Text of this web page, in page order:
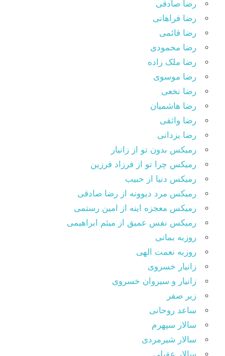
رضا صادقی
رضا فراهانی
رضا قائمی
رضا محمودی
رضا ملک زاده
رضا موسوی
رضا نخعی
رضا هاشمیان
رضا واثقی
رضا یزدانی
رمیکس بدون تو از زانیار
رمیکس چرا تو از فرزاد فرزین
رمیکس دنیا از حبیب
رمیکس مرد دیوونه از رضا صادقی
رمیکس معجزه اینه از امین رستمی
رمیکس نفس عمیق از میثم ابراهیمی
روزبه بمانی
روزبه نعمت الهی
زانیار خسروی
زانیار و سیروان خسروی
زیر صفر
ساعد روحانی
سالار سپهرم
سالار شیرمردی